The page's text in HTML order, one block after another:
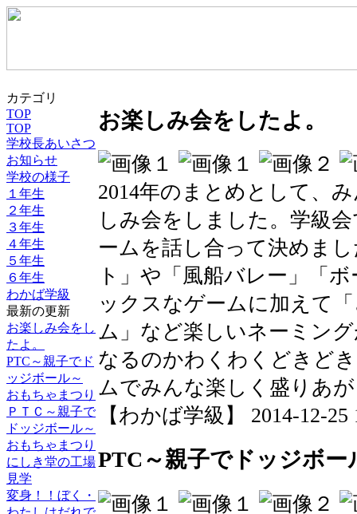
カテゴリ
TOP
TOP
学校長あいさつ
お知らせ
学校の様子
１年生
２年生
３年生
４年生
５年生
６年生
わかば学級
最新の更新
お楽しみ会をし
たよ。
PTC～親子でド
ッジボール～
おもちゃまつり
ＰＴＣ～親子で
ドッジボール～
おもちゃまつり
にしき堂の工場
見学
変身！！ぼく・
お楽しみ会をしたよ。
2014年のまとめとして、
しみ会をしました。学級
ームを話し合って決めま
ト」や「風船バレー」「
ックスなゲームに加えて
ム」など楽しいネーミン
なるのかわくわくどきど
ムでみんな楽しく盛りあ
【わかば学級】 2014-12-25
PTC～親子でドッジボー